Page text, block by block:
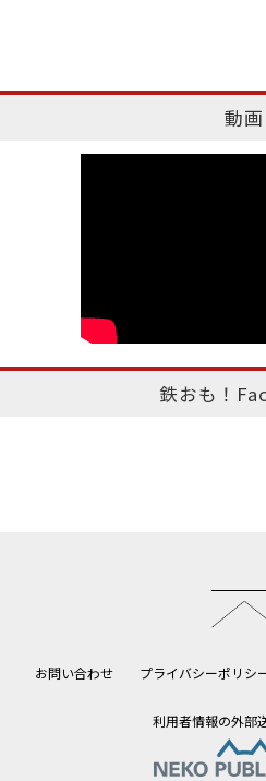
動画
鉄おも！
お問い合わせ プライバシーポリシ
利用者情報の外部